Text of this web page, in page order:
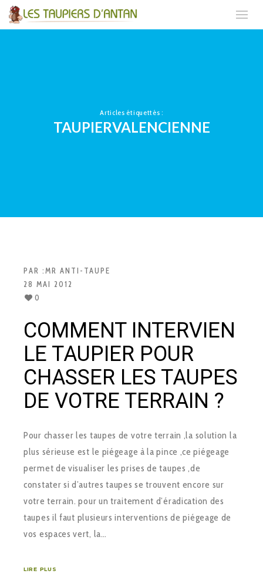
Articles étiquettés :
TAUPIERVALENCIENNE
PAR :MR ANTI-TAUPE
28 MAI 2012
0
COMMENT INTERVIEN
LE TAUPIER POUR
CHASSER LES TAUPES
DE VOTRE TERRAIN ?
Pour chasser les taupes de votre terrain ,la solution la
plus sérieuse est le piégeage à la pince ,ce piégeage
permet de visualiser les prises de taupes ,de
constater si d’autres taupes se trouvent encore sur
votre terrain. pour un traitement d’éradication des
taupes il faut plusieurs interventions de piégeage de
vos espaces vert, la…
LIRE PLUS